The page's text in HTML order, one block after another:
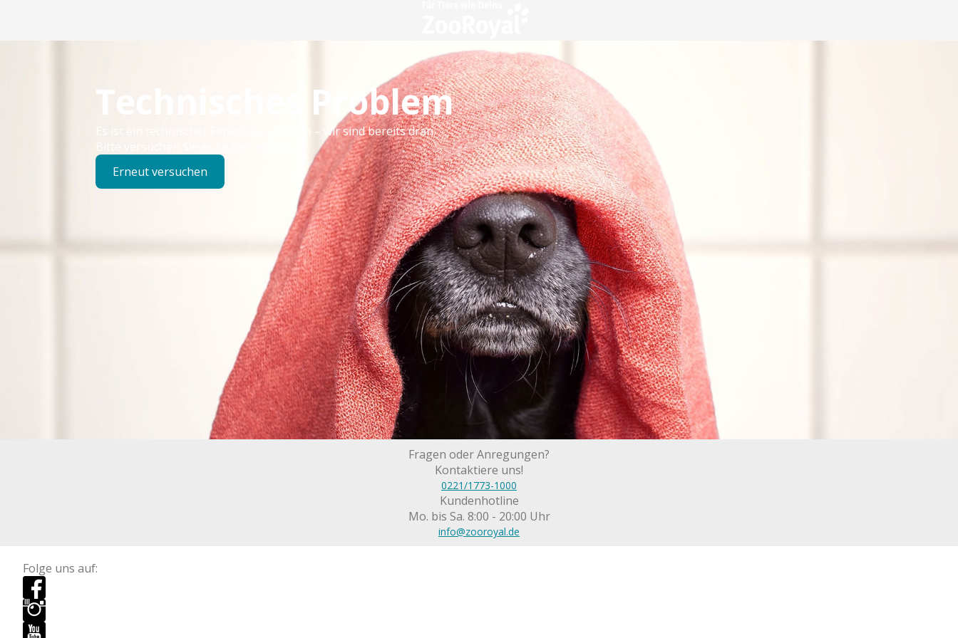
Technisches Problem
Es ist ein technischer Fehler aufgetreten – wir sind bereits dran.
Bitte versuchen Sie es später erneut.
Erneut versuchen
Fragen oder Anregungen?
Kontaktiere uns!
0221/1773-1000
Kundenhotline
Mo. bis Sa. 8:00 - 20:00 Uhr
info@zooroyal.de
Folge uns auf: